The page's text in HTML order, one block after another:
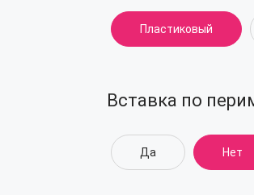
Пластиковый
Вставка по
Да Нет